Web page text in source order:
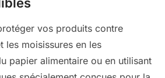
vos produits contre
les moisissures en les
papier alimentaire ou en utilisant